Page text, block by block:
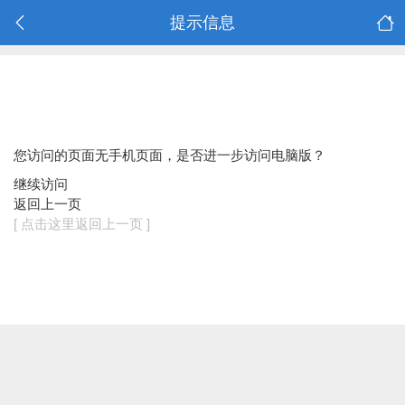
提示信息
您访问的页面无手机页面，是否进一步访问电脑版？
继续访问
返回上一页
[ 点击这里返回上一页 ]